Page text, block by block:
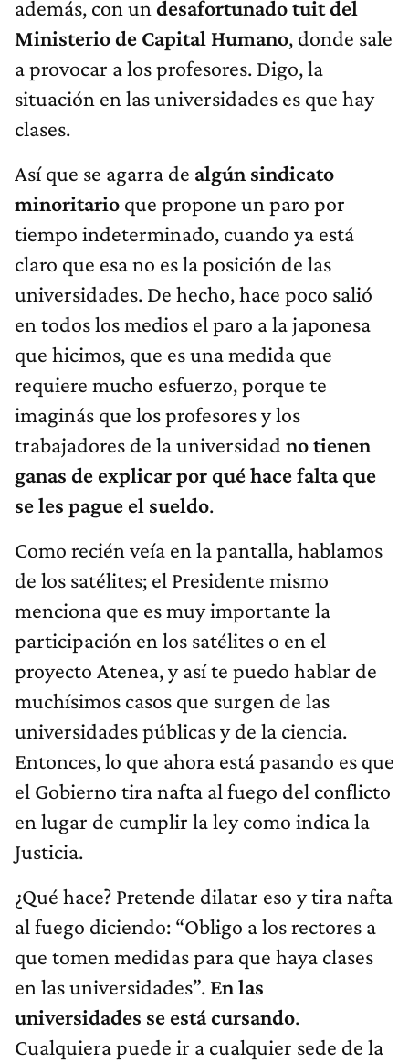
además, con un desafortunado tuit del
Ministerio de Capital Humano, donde sale
a provocar a los profesores. Digo, la
situación en las universidades es que hay
clases.
Así que se agarra de algún sindicato
minoritario que propone un paro por
tiempo indeterminado, cuando ya está
claro que esa no es la posición de las
universidades. De hecho, hace poco salió
en todos los medios el paro a la japonesa
que hicimos, que es una medida que
requiere mucho esfuerzo, porque te
imaginás que los profesores y los
trabajadores de la universidad no tienen
ganas de explicar por qué hace falta que
se les pague el sueldo.
Como recién veía en la pantalla, hablamos
de los satélites; el Presidente mismo
menciona que es muy importante la
participación en los satélites o en el
proyecto Atenea, y así te puedo hablar de
muchísimos casos que surgen de las
universidades públicas y de la ciencia.
Entonces, lo que ahora está pasando es que
el Gobierno tira nafta al fuego del conflicto
en lugar de cumplir la ley como indica la
Justicia.
¿Qué hace? Pretende dilatar eso y tira nafta
al fuego diciendo: “Obligo a los rectores a
que tomen medidas para que haya clases
en las universidades”. En las
universidades se está cursando.
Cualquiera puede ir a cualquier sede de la